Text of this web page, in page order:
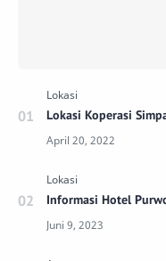
Lokasi Koperasi
Informasi Hotel